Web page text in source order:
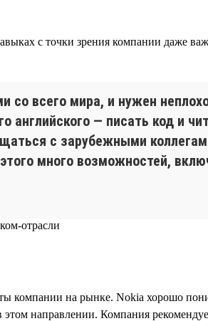
с точки зрения компании даже
со всего мира, и нужен
английского — писать код и
с зарубежными
много возможностей,
компании на рынке. Nokia хорошо
направлении. Компания